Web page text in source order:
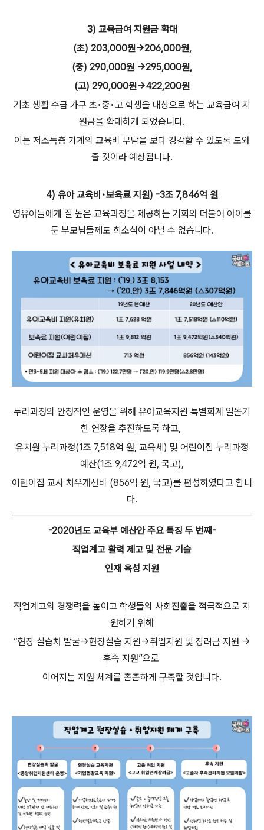
3) 교육급여 지원금 확대
(초) 203,000원→206,000원,
(중) 290,000원 →295,000원,
(고) 290,000원→422,200원
기초 생활 수급 가구 초•중•고 학생을 대상으로 하는 교육급여 지
원금을 확대하게 되었습니다.
이는 저소득층 가계의 교육비 부담을 보다 경감할 수 있도록 도와
줄 것이라 예상됩니다.
4) 유아 교육비•보육료 지원) -3조 7,846억 원
영유아들에게 질 높은 교육과정을 제공하는 기회와 더불어 아이를
둔 부모님들께도 희소식이 아닐 수 없습니다.
누리과정의 안정적인 운영을 위해 유아교육지원 특별회계 일몰기
한 연장을 추진하도록 하고,
유치원 누리과정(1조 7,518억 원, 교육세) 및 어린이집 누리과정
예산(1조 9,472억 원, 국고),
어린이집 교사 처우개선비 (856억 원, 국고)를 편성하였다고 합니
다.
-2020년도 교육부 예산안 주요 특징 두 번째-
직업계고 활력 제고 및 전문 기술
인재 육성 지원
직업계고의 경쟁력을 높이고 학생들의 사회진출을 적극적으로 지
원하기 위해
“현장 실습처 발굴→현장실습 지원→취업지원 및 장려금 지원 →
후속 지원”으로
이어지는 지원 체계를 촘촘하게 구축할 것입니다.